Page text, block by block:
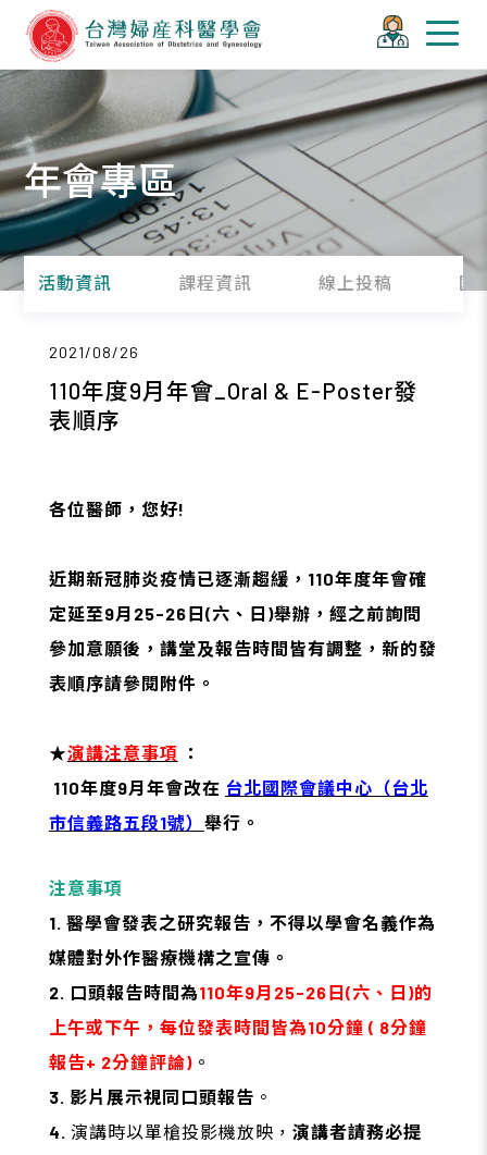
年會專區
活動資訊 課程資訊 線上投稿 國
2021/08/26
110年度9月年會_Oral & E-Poster發
表順序
各位醫師，您好!
近期新冠肺炎疫情已逐漸趨緩，110年度年會確
定延至9月25-26日(六、日)舉辦，經之前詢問
參加意願後，講堂及報告時間皆有調整，新的發
表順序請參閱附件。
★演講注意事項 ：
110年度9月年會改在 台北國際會議中心（台北
市信義路五段1號） 舉行。
注意事項
1. 醫學會發表之研究報告，不得以學會名義作為
媒體對外作醫療機構之宣傳。
2. 口頭報告時間為110年9月25-26日(六、日)的
上午或下午，每位發表時間皆為10分鐘 ( 8分鐘
報告+ 2分鐘評論)。
3. 影片展示視同口頭報告 。
4. 演講時以單槍投影機放映， 演講者請務必提